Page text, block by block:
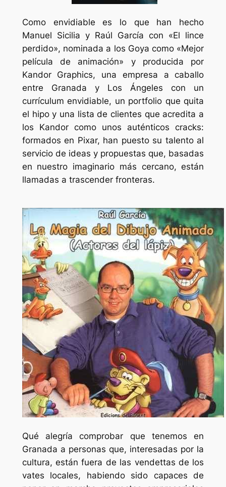
Como envidiable es lo que han hecho
Manuel Sicilia y Raúl García con «El lince
perdido», nominada a los Goya como «Mejor
película de animación» y producida por
Kandor Graphics, una empresa a caballo
entre Granada y Los Ángeles con un
currículum envidiable, un portfolio que quita
el hipo y una lista de clientes que acredita a
los Kandor como unos auténticos cracks:
formados en Pixar, han puesto su talento al
servicio de ideas y propuestas que, basadas
en nuestro imaginario más cercano, están
llamadas a trascender fronteras.
Qué alegría comprobar que tenemos en
Granada a personas que, interesadas por la
cultura, están fuera de las vendettas de los
vates locales, habiendo sido capaces de